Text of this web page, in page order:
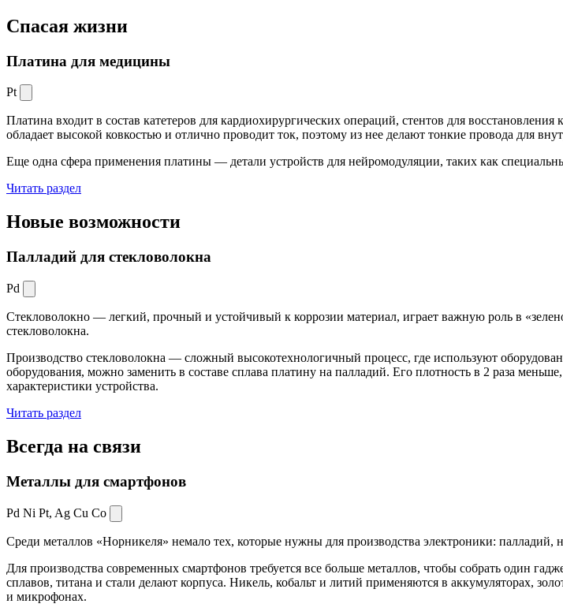
Спасая жизни
Платина для медицины
Pt
Платина входит в состав катетеров для кардиохирургических операций, стентов для
обладает высокой ковкостью и отлично проводит ток, поэтому из нее делают тонкие провода для
Еще одна сфера применения платины — детали устройств для нейромодуляции, таких как
Читать раздел
Новые возможности
Палладий для стекловолокна
Pd
Стекловолокно — легкий, прочный и устойчивый к коррозии материал, играет важную роль в
стекловолокна.
Производство стекловолокна — сложный высокотехнологичный процесс, где используют
оборудования, можно заменить в составе сплава платину на палладий. Его плотность в 2 раза
характеристики устройства.
Читать раздел
Всегда на связи
Металлы для смартфонов
Pd Ni Pt, Ag Cu Co
Среди металлов «Норникеля» немало тех, которые нужны для производства электроники: палладий,
Для производства современных смартфонов требуется все больше металлов, чтобы собрать один
сплавов, титана и стали делают корпуса. Никель, кобальт и литий применяются в аккумуляторах,
и микрофонах.